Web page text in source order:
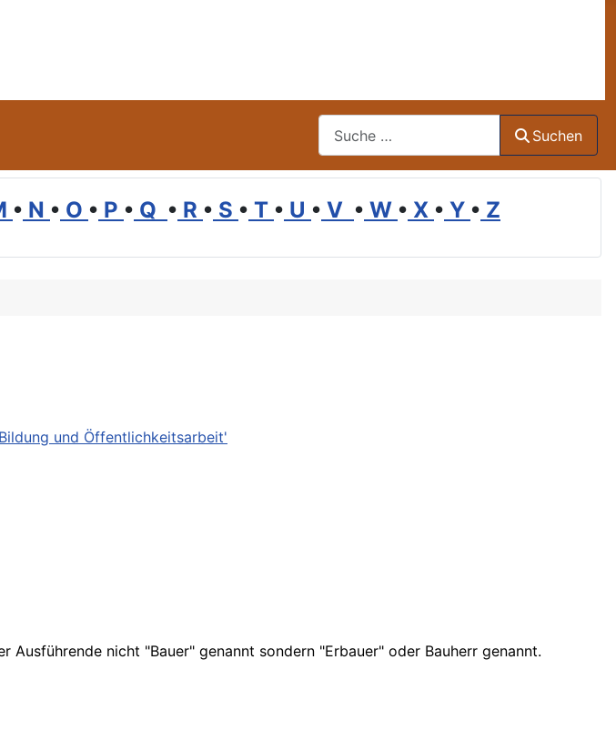
Suchen
• N • O • P • Q • R • S • T • U • V • W • X • Y • Z
und Öffentlichkeitsarbeit'
nicht "Bauer" genannt sondern "Erbauer" oder Bauherr genannt.